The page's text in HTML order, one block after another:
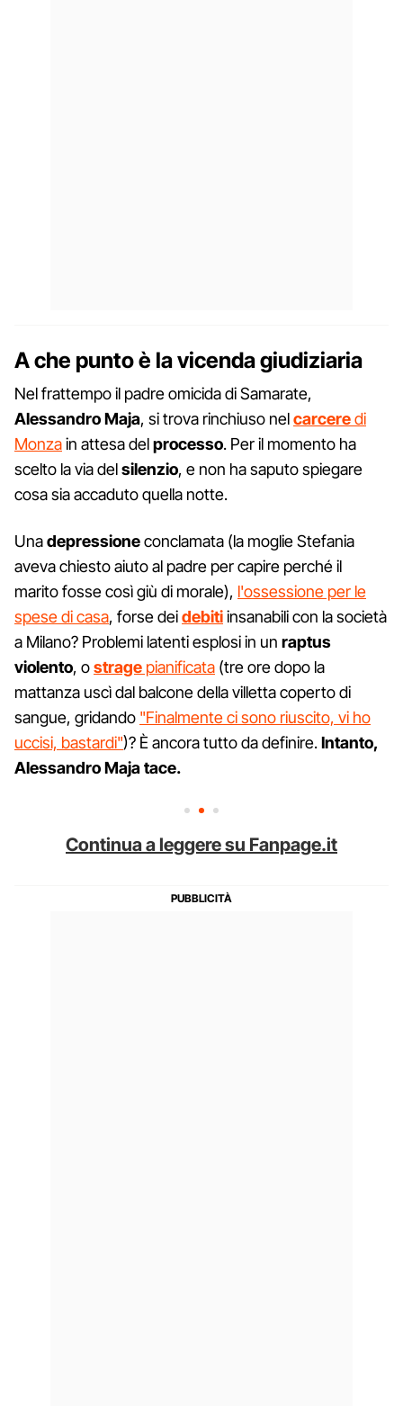
A che punto è la vicenda giudiziaria
Nel frattempo il padre omicida di Samarate,
Alessandro Maja, si trova rinchiuso nelcarceredi
Monzain attesa delprocesso. Per il momento ha
scelto la via delsilenzio, e non ha saputo spiegare
cosa sia accaduto quella notte.
Unadepressioneconclamata (la moglie Stefania
aveva chiesto aiuto al padre per capire perché il
marito fosse così giù di morale), l'ossessione per le
spese di casa, forse deidebitiinsanabili con la società
a Milano? Problemi latenti esplosi in un raptus
violento, ostrage pianificata (tre ore dopo la
mattanza uscì dal balcone della villetta coperto di
sangue, gridando "Finalmente ci sono riuscito, vi ho
uccisi, bastardi")? È ancora tutto da definire.Intanto,
Alessandro Maja tace.
Continua a leggere su Fanpage.it